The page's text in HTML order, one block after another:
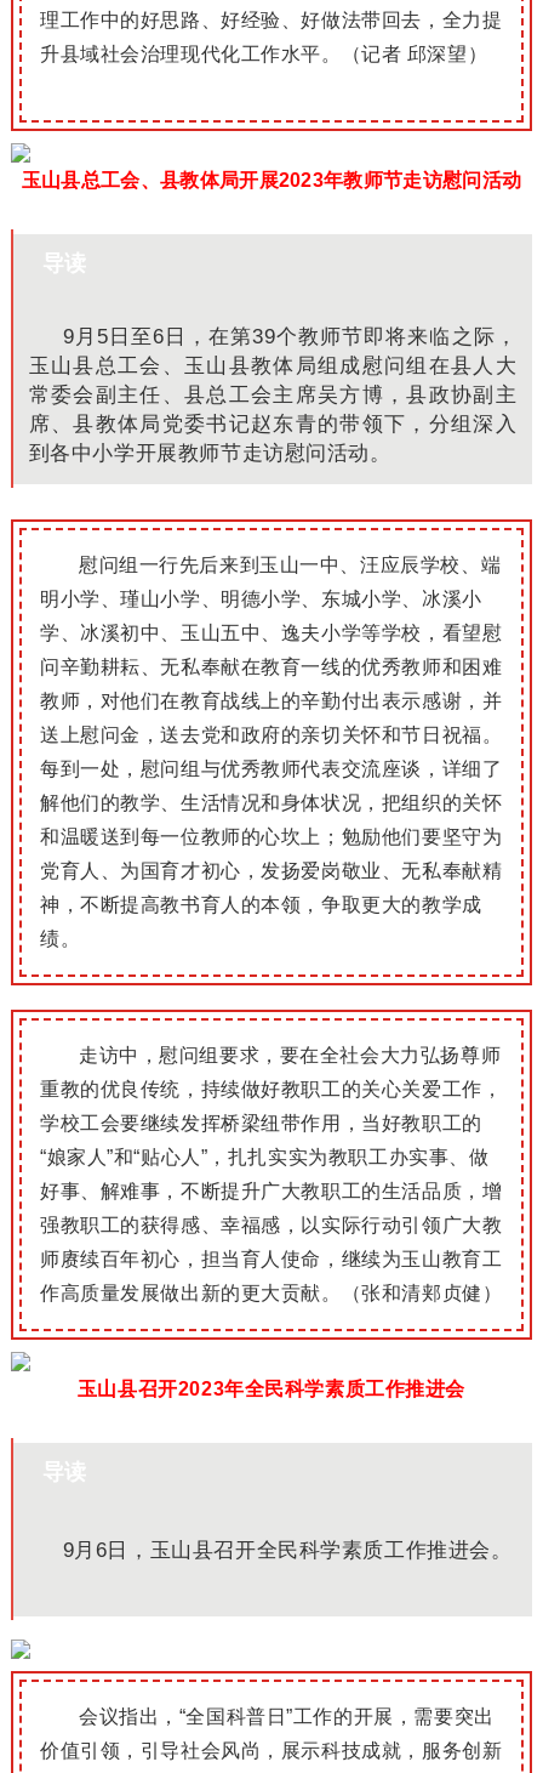
理工作中的好思路、好经验、好做法带回去，全力提
升县域社会治理现代化工作水平。（记者 邱深望）
玉山县总工会、县教体局开展2023年教师节走访慰问活动
导读
9月5日至6日，在第39个教师节即将来临之际，
玉山县总工会、玉山县教体局组成慰问组在县人大
常委会副主任、县总工会主席吴方博，县政协副主
席、县教体局党委书记赵东青的带领下，分组深入
到各中小学开展教师节走访慰问活动。
慰问组一行先后来到玉山一中、汪应辰学校、端
明小学、瑾山小学、明德小学、东城小学、冰溪小
学、冰溪初中、玉山五中、逸夫小学等学校，看望慰
问辛勤耕耘、无私奉献在教育一线的优秀教师和困难
教师，对他们在教育战线上的辛勤付出表示感谢，并
送上慰问金，送去党和政府的亲切关怀和节日祝福。
每到一处，慰问组与优秀教师代表交流座谈，详细了
解他们的教学、生活情况和身体状况，把组织的关怀
和温暖送到每一位教师的心坎上；勉励他们要坚守为
党育人、为国育才初心，发扬爱岗敬业、无私奉献精
神，不断提高教书育人的本领，争取更大的教学成
绩。
走访中，慰问组要求，要在全社会大力弘扬尊师
重教的优良传统，持续做好教职工的关心关爱工作，
学校工会要继续发挥桥梁纽带作用，当好教职工的
“娘家人”和“贴心人”，扎扎实实为教职工办实事、做
好事、解难事，不断提升广大教职工的生活品质，增
强教职工的获得感、幸福感，以实际行动引领广大教
师赓续百年初心，担当育人使命，继续为玉山教育工
作高质量发展做出新的更大贡献。（张和清郏贞健）
玉山县召开2023年全民科学素质工作推进会
导读
9月6日，玉山县召开全民科学素质工作推进会。
会议指出，“全国科普日”工作的开展，需要突出
价值引领，引导社会风尚，展示科技成就，服务创新